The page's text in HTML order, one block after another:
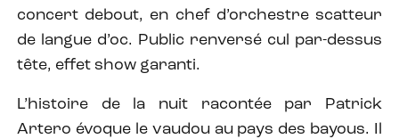
concert debout, en chef d’orchestre scatteur
de langue d’oc. Public renversé cul par-dessus
tête, effet show garanti.
L’histoire de la nuit racontée par Patrick
Artero évoque le vaudou au pays des bayous. Il